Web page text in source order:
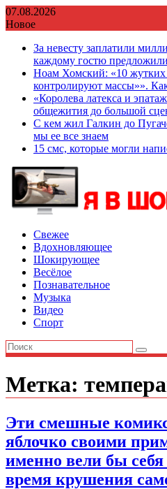
Перейти
к
07.08.2026
Новое
За невесту заплатили
каждому гостю
Ноам Хомский: «10
контролируют массы»».
«Королева латекса и
общежития до большой
С кем жил Галкин до
мы ее все знаем
15 смс, которые могли
Свежее
Вдохновляющее
Шокирующее
Весёлое
Познавательное
Музыка
Видео
Спорт
Метка:
Эти смешные
яблочко своими
именно вели бы себя
время крушения